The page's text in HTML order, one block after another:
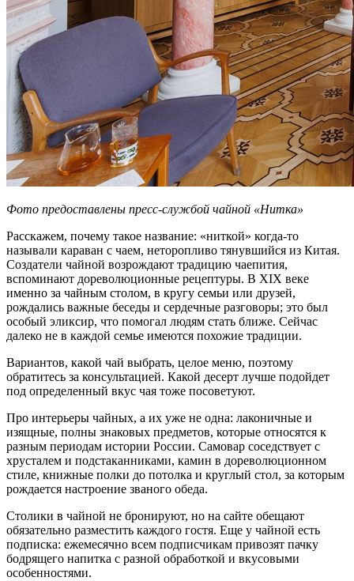
Фото предоставлены пресс-службой чайной «Нитка»
Расскажем, почему такое название: «ниткой» когда-то
называли караван с чаем, неторопливо тянувшийся из Китая.
Создатели чайной возрождают традицию чаепития,
вспоминают дореволюционные рецептуры. В XIX веке
именно за чайным столом, в кругу семьи или друзей,
рождались важные беседы и сердечные разговоры; это был
особый эликсир, что помогал людям стать ближе. Сейчас
далеко не в каждой семье имеются похожие традиции.
Вариантов, какой чай выбрать, целое меню, поэтому
обратитесь за консультацией. Какой десерт лучше подойдет
под определенный вкус чая тоже посоветуют.
Про интерьеры чайных, а их уже не одна: лаконичные и
изящные, полны знаковых предметов, которые относятся к
разным периодам истории России. Самовар соседствует с
хрусталем и подстаканниками, камин в дореволюционном
стиле, книжные полки до потолка и круглый стол, за которым
рождается настроение званого обеда.
Столики в чайной не бронируют, но на сайте обещают
обязательно разместить каждого гостя. Еще у чайной есть
подписка: ежемесячно всем подписчикам привозят пачку
бодрящего напитка с разной обработкой и вкусовыми
особенностями.